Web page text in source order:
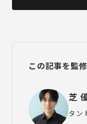
この記事を監
芝
タン